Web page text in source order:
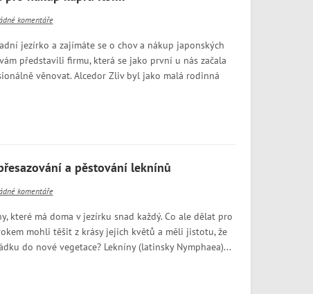
komentáře
jezírko a zajímáte se o chov a nákup japonských
představili firmu, která se jako první u nás začala
věnovat. Alcedor Zliv byl jako malá rodinná
a pěstování leknínů
komentáře
které má doma v jezírku snad každý. Co ale dělat pro
mohli těšit z krásy jejich květů a měli jistotu, že
do nové vegetace? Lekníny (latinsky Nymphaea)...